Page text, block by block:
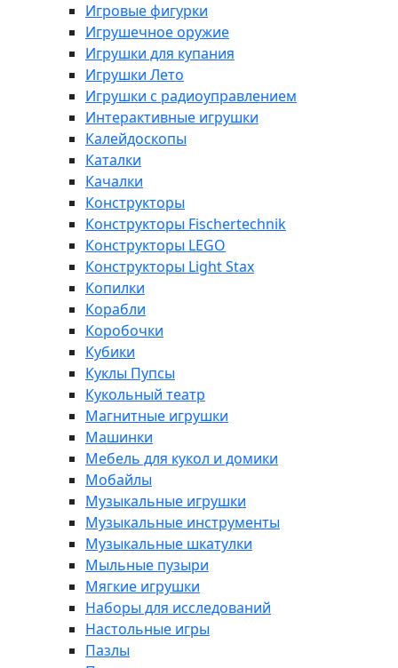
Игровые фигурки
Игрушечное оружие
Игрушки для купания
Игрушки Лето
Игрушки с радиоуправлением
Интерактивные игрушки
Калейдоскопы
Каталки
Качалки
Конструкторы
Конструкторы Fisсhertechnik
Конструкторы LEGO
Конструкторы Light Stax
Копилки
Корабли
Коробочки
Кубики
Куклы Пупсы
Кукольный театр
Магнитные игрушки
Машинки
Мебель для кукол и домики
Мобайлы
Музыкальные игрушки
Музыкальные инструменты
Музыкальные шкатулки
Мыльные пузыри
Мягкие игрушки
Наборы для исследований
Настольные игры
Пазлы